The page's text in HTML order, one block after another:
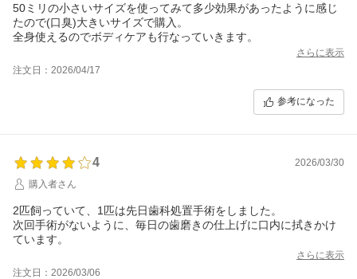
50ミリの小さいサイズを使ってみて多少効果があったように感じ
たので(口臭)大きいサイズで購入。
全身使えるのでボディケアも行なっていきます。
さらに表示
注文日：2026/04/17
参考になった
4
2026/03/30
購入者さん
2匹飼っていて、1匹は先日歯科処置手術をしました。
次回手術がないように、毎日の歯磨きの仕上げに口内に拭きかけ
ています。
さらに表示
注文日：2026/03/06